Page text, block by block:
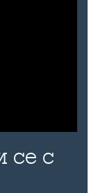
се с